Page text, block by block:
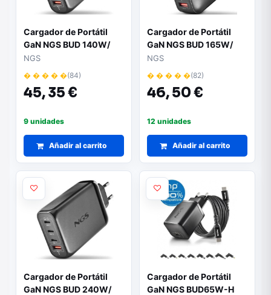
Cargador de Portátil
GaN NGS BUD 140W/
140W/ Automático/
Voltaje 5-21V
NGS
� � � � �(84)
45,35 €
9 unidades
Añadir al carrito
Cargador de Portátil
GaN NGS BUD 165W/
165W/ Automático/
Voltaje 5-21V
NGS
� � � � �(82)
46,50 €
12 unidades
Añadir al carrito
Cargador de Portátil
GaN NGS BUD 240W/
Cargador de Portátil
GaN NGS BUD65W-H